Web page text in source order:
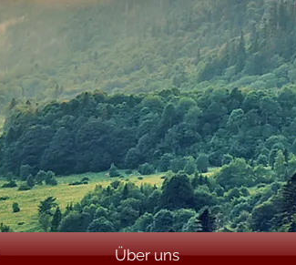
ImpressumDatenschutz
Über uns